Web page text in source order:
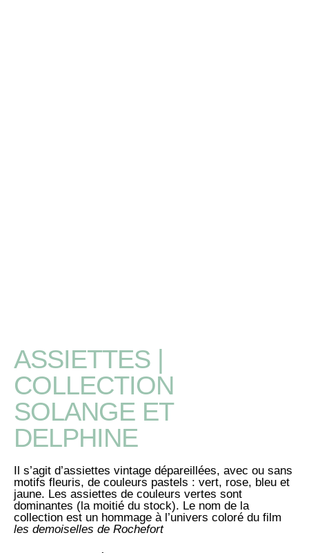
ASSIETTES |
COLLECTION
SOLANGE ET
DELPHINE
Il s’agit d’assiettes vintage dépareillées, avec ou sans
motifs fleuris, de couleurs pastels : vert, rose, bleu et
jaune. Les assiettes de couleurs vertes sont
dominantes (la moitié du stock). Le nom de la
collection est un hommage à l’univers coloré du film
les demoiselles de Rochefort